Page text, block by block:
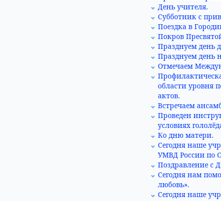
День учителя.
Субботник с
Поездка в
Покров
Празднуем день
Празднуем день
Отмечаем
области уровня
актов.
Встречаем
Проведен
условиях
Ко дню матери.
Сегодня наше
УМВД России по
Поздравление с
Сегодня нам
любовь».
Сегодня наше